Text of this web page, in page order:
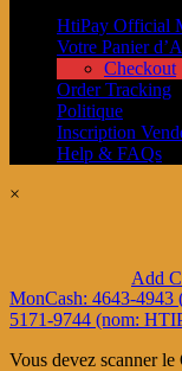
HtiPay Official
Votre Panier
Checkout
Order Tracking
Politique
Inscription
Help & FAQs
×
Add
MonCash: 4643-4943
5171-9744 (nom:
Vous devez scanner